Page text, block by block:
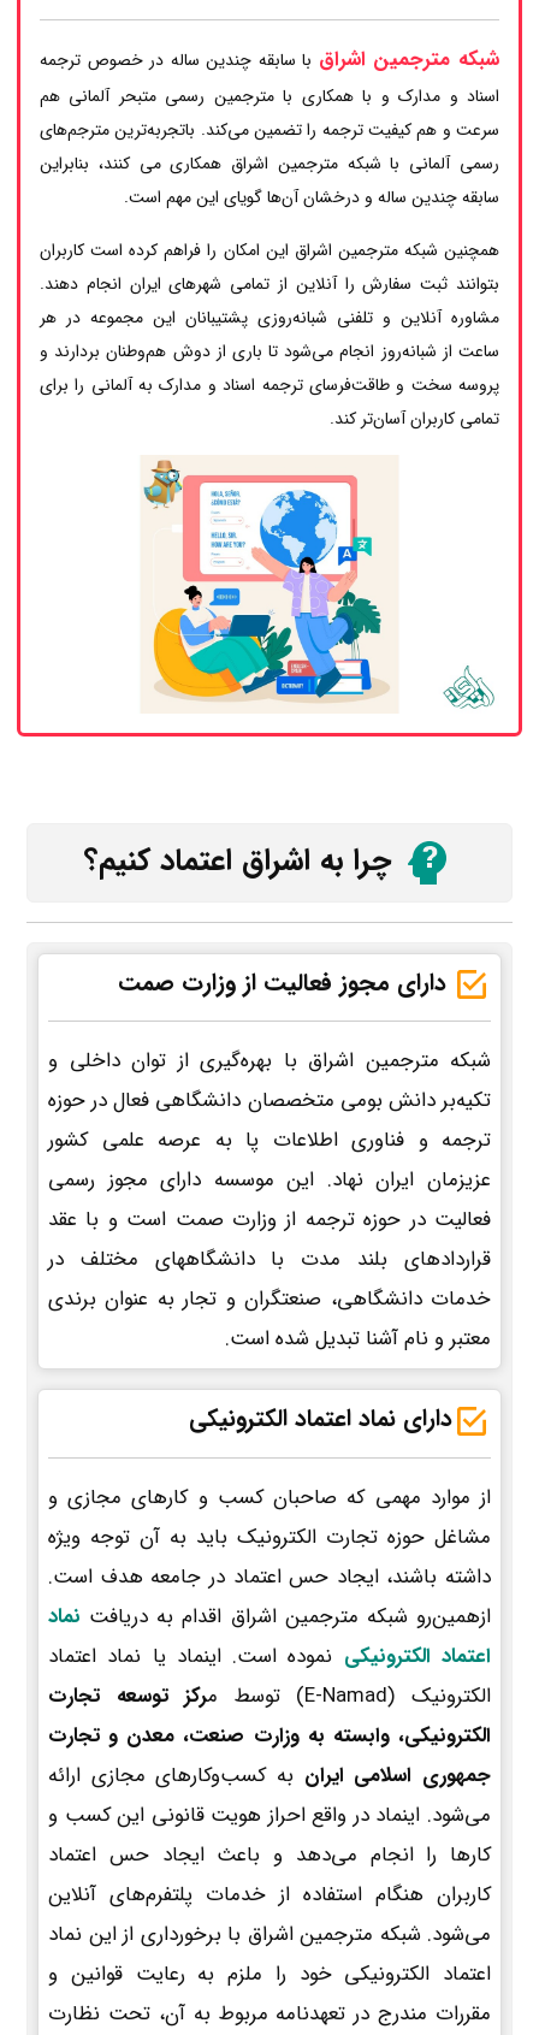
شبکه مترجمین اشراق با سابقه چندین ساله در خصوص ترجمه
اسناد و مدارک و با همکاری با مترجمین رسمی متبحر آلمانی هم
سرعت و هم کیفیت ترجمه را تضمین می‌کند. باتجربه‌ترین مترجم‌های
رسمی آلمانی با شبکه مترجمین اشراق همکاری می کنند، بنابراین
سابقه چندین ساله و درخشان آن‌ها گویای این مهم است.
همچنین شبکه مترجمین اشراق این امکان را فراهم کرده است کاربران
بتوانند ثبت سفارش را آنلاین از تمامی شهرهای ایران انجام دهند.
مشاوره آنلاین و تلفنی شبانه‌روزی پشتیبانان این مجموعه در هر
ساعت از شبانه‌روز انجام می‌شود تا باری از دوش هم‌وطنان بردارند و
پروسه سخت و طاقت‌فرسای ترجمه اسناد و مدارک به آلمانی را برای
تمامی کاربران آسان‌تر کند.
چرا به اشراق اعتماد کنیم؟
دارای مجوز فعالیت از وزارت صمت
شبکه مترجمین اشراق با بهره‌گیری از توان داخلی و
تکیه‌بر دانش بومی متخصصان دانشگاهی فعال در حوزه
ترجمه و فناوری اطلاعات پا به عرصه علمی کشور
عزیزمان ایران نهاد. این موسسه دارای مجوز رسمی
فعالیت در حوزه ترجمه از وزارت صمت است و با عقد
قراردادهای بلند مدت با دانشگاههای مختلف در
خدمات دانشگاهی، صنعتگران و تجار به عنوان برندی
معتبر و نام آشنا تبدیل شده است.
دارای نماد اعتماد الکترونیکی
از موارد مهمی که صاحبان کسب و کارهای مجازی و
مشاغل حوزه تجارت الکترونیک باید به آن توجه ویژه
داشته باشند، ایجاد حس اعتماد در جامعه هدف است.
ازهمین‌رو شبکه مترجمین اشراق اقدام به دریافت نماد
اعتماد الکترونیکی نموده است. اینماد یا نماد اعتماد
الکترونیک (E-Namad) توسط م
رکز توسعه تجارت
الکترونیکی، وابسته به وزارت صنعت، معدن و تجارت
جمهوری اسلامی ایران به کسب‌وکارهای مجازی ارائه
می‌شود. اینماد در واقع احراز هویت قانونی این کسب و
کارها را انجام می‌دهد و باعث ایجاد حس اعتماد
کاربران هنگام استفاده از خدمات پلتفرم‌های آنلاین
می‌شود. شبکه مترجمین اشراق با برخورداری از این نماد
اعتماد الکترونیکی خود را ملزم به رعایت قوانین و
مقررات مندرج در تعهدنامه مربوط به آن، تحت نظارت